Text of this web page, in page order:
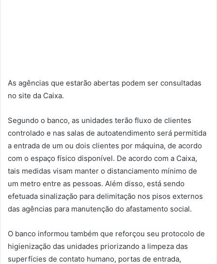
As agências que estarão abertas podem ser consultadas
no site da Caixa.
Segundo o banco, as unidades terão fluxo de clientes
controlado e nas salas de autoatendimento será permitida
a entrada de um ou dois clientes por máquina, de acordo
com o espaço físico disponível. De acordo com a Caixa,
tais medidas visam manter o distanciamento mínimo de
um metro entre as pessoas. Além disso, está sendo
efetuada sinalização para delimitação nos pisos externos
das agências para manutenção do afastamento social.
O banco informou também que reforçou seu protocolo de
higienização das unidades priorizando a limpeza das
superfícies de contato humano, portas de entrada,